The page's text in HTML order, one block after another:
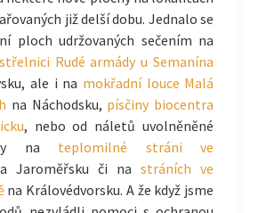
již delší dobu. Jednalo se
ploch udržovaných sečením na
Rudé armády u Semanína
ale i na mokřadní louce Malá
na Náchodsku, písčiny biocentra
, nebo od náletů uvolněněné
na teplomilné stráni ve
Jaroměřsku či nastráních ve
na Královédvorsku. A že když jsme